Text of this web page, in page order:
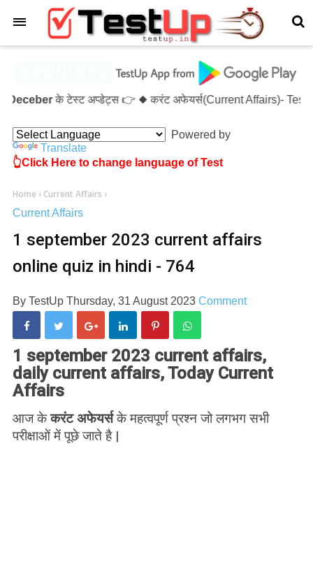
के टेस्ट अप्डेट्स 👉 ◆ करंट अफेयर्स(Current Affairs)- Test-
Powered by
Translate
👆Click Here to change language of Test
Home › Current Affairs ›
Current Affairs
1 september 2023 current affairs
online quiz in hindi - 764
By TestUp Thursday, 31 August 2023 Comment
1 september 2023 current affairs,
daily current affairs, Today Current
Affairs
आज केकरंट अफेयर्सके महत्वपूर्ण प्रश्न जो लगभग सभी
परीक्षाओं में पूछे जाते है |